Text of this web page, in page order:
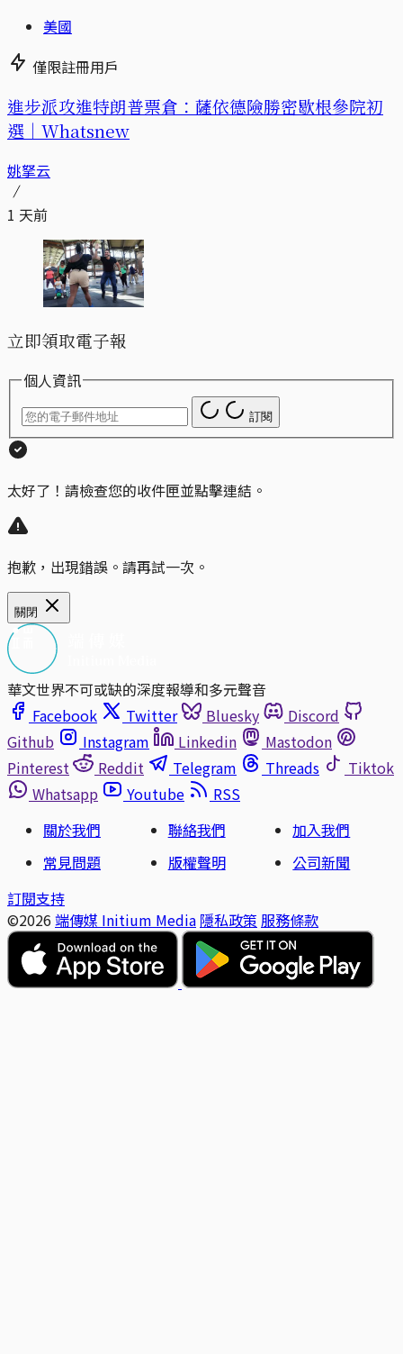
美國
僅限註冊用戶
進步派攻進特朗普票倉：薩依德險勝密歇根參院初
選｜Whatsnew
姚拏云
1 天前
立即領取電子報
個人資訊
訂閱
太好了！請檢查您的收件匣並點擊連結。
抱歉，出現錯誤。請再試一次。
關閉
華文世界不可或缺的深度報導和多元聲音
Facebook
Twitter Bluesky
Discord
Github
Instagram Linkedin
Mastodon
Pinterest
Reddit Telegram Threads
Tiktok
Whatsapp
Youtube
RSS
關於我們
聯絡我們
加入我們
常見問題
版權聲明
公司新聞
訂閱支持
©2026 端傳媒 Initium Media 隱私政策 服務條款